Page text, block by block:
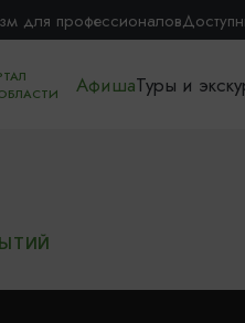
для профессионалов
АфишаТуры и